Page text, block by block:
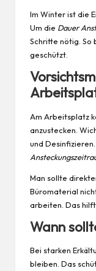
Im Winter ist die
Um die Dauer
Schritte nötig. So
geschützt.
Am Arbeitsplatz
anzustecken.
und
Man sollte
Büromaterial
arbeiten. Das hilft
Wann
Bei starken
bleiben. Das